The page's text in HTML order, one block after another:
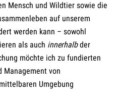
Mensch und Wildtier sowie die
auf unserem
werden kann – sowohl
als auch innerhalbder
möchte ich zu fundierten
Management von
Umgebung